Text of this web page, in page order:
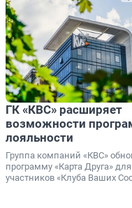
ГК «КВС» расширяет
возможности
лояльности
Группа компаний «КВС»
программу «Карта Друга» для
участников «Клуба Ваших